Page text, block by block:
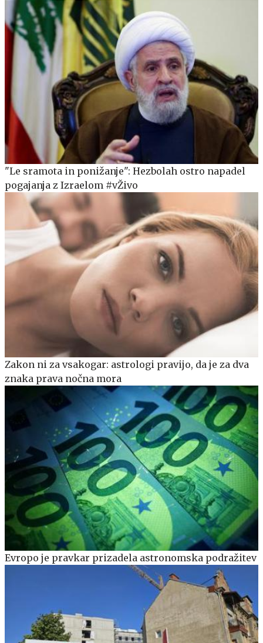
"Le sramota in ponižanje": Hezbolah ostro napadel
pogajanja z Izraelom #vŽivo
Zakon ni za vsakogar: astrologi pravijo, da je za dva
znaka prava nočna mora
Evropo je pravkar prizadela astronomska podražitev